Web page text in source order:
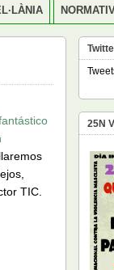
TIC.
25N